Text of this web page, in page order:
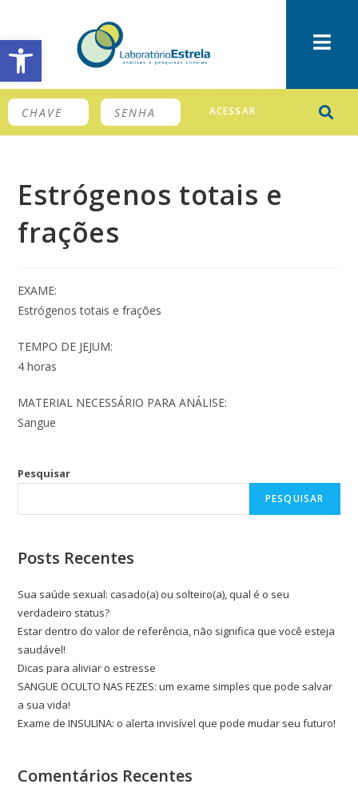
Barra de Ferramentas Aberta
ACESSAR
Estrógenos totais e
frações
EXAME:
Estrógenos totais e frações
TEMPO DE JEJUM:
4 horas
MATERIAL NECESSÁRIO PARA ANÁLISE:
Sangue
Pesquisar
PESQUISAR
Posts Recentes
Sua saúde sexual: casado(a) ou solteiro(a), qual é o seu
verdadeiro status?
Estar dentro do valor de referência, não significa que você esteja
saudável!
Dicas para aliviar o estresse
SANGUE OCULTO NAS FEZES: um exame simples que pode salvar
a sua vida!
Exame de INSULINA: o alerta invisível que pode mudar seu futuro!
Comentários Recentes